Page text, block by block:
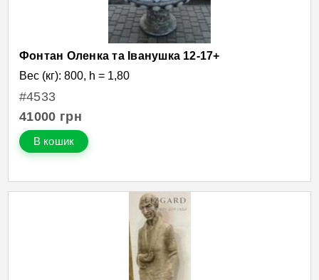
Фонтан Оленка та Іванушка 12-17+
Вес (кг): 800, h = 1,80
#4533
41000 грн
В кошик